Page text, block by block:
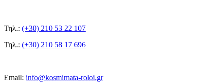
Τηλ.: (+30) 210 53 22 107
Τηλ.: (+30) 210 58 17 696
Email: info@kosmimata-roloi.gr